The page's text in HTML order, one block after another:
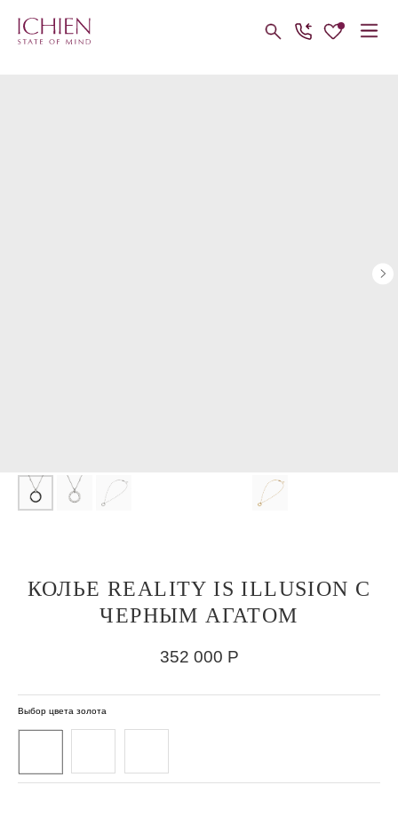
КОЛЬЕ REALITY IS ILLUSION С
ЧЕРНЫМ АГАТОМ
352 000 Р
Выбор цвета золота